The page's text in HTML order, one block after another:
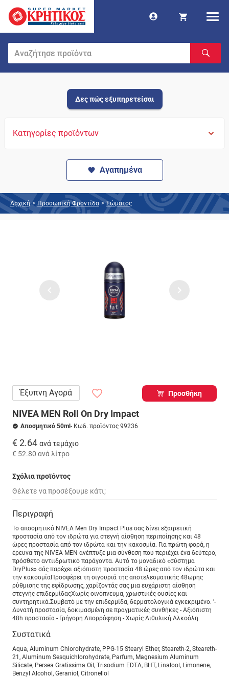
Δες πώς εξυπηρετείσαι
Κατηγορίες προϊόντων
Αγαπημένα
Αρχική > Προσωπική Φροντίδα > Σώματος
Έξυπνη Αγορά Προσθήκη
NIVEA MEN Roll On Dry Impact
Αποσμητικό 50ml - Κωδ. προϊόντος 99236
€ 2.64 ανά τεμάχιο
€ 52.80 ανά λίτρο
Σχόλια προϊόντος
Περιγραφή
Το αποσμητικό NIVEA Men Dry Impact Plus σας δίνει εξαιρετική
προστασία από τον ιδρώτα για στεγνή αίσθηση περιποίησης και 48
ώρες προστασία από τον ιδρώτα και την κακοσμία. Για πρώτη φορά, η
έρευνα της NIVEA MEN ανέπτυξε μια σύνθεση που περιέχει ένα δεύτερο,
πρόσθετο αντιιδρωτικό παράγοντα. Αυτό το μοναδικό «σύστημα
DryPlus» σάς παρέχει αξιόπιστη προστασία 48 ώρες από τον ιδρώτα και
την κακοσμίαΠροσφέρει τη σιγουριά της αποτελεσματικής 48ωρης
ρύθμισης της εφίδρωσης, χαρίζοντάς σας μια ευχάριστη αίσθηση
στεγνής επιδερμίδαςΧωρίς οινόπνευμα, χρωστικές ουσίες και
συντηρητικά.Συμβατό με την επιδερμίδα, δερματολογικά εγκεκριμένο. '-
Δυνατή προστασία, δοκιμασμένη σε πραγματικές συνθήκες - Αξιόπιστη
48h προστασία - Γρήγορη Απορρόφηση - Χωρίς Αιθυλική Αλκοόλη
Συστατικά
Aqua, Aluminum Chlorohydrate, PPG-15 Stearyl Ether, Steareth-2, Steareth-
21, Aluminum Sesquichlorohydrate, Parfum, Magnesium Aluminum
Silicate, Persea Gratissima Oil, Trisodium EDTA, BHT, Linalool, Limonene,
Benzyl Alcohol, Geraniol, Citronellol